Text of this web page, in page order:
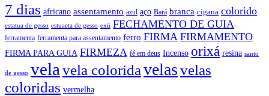
7 dias africano assentamento azul aço Bará branca cigana colorido
estatua de gesso estuaeta de gesso exú FECHAMENTO DE GUIA
ferramenta ferramenta para assentamento ferro FIRMA FIRMAMENTO
FIRMA PARA GUIA FIRMEZA fé em deus Incenso orixá resina santo
de gesso vela vela coloridavelasvelas
coloridas vermelha